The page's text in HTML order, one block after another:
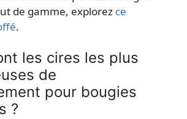
de gamme, explorez ce
.
les cires les plus
de
pour bougies
?